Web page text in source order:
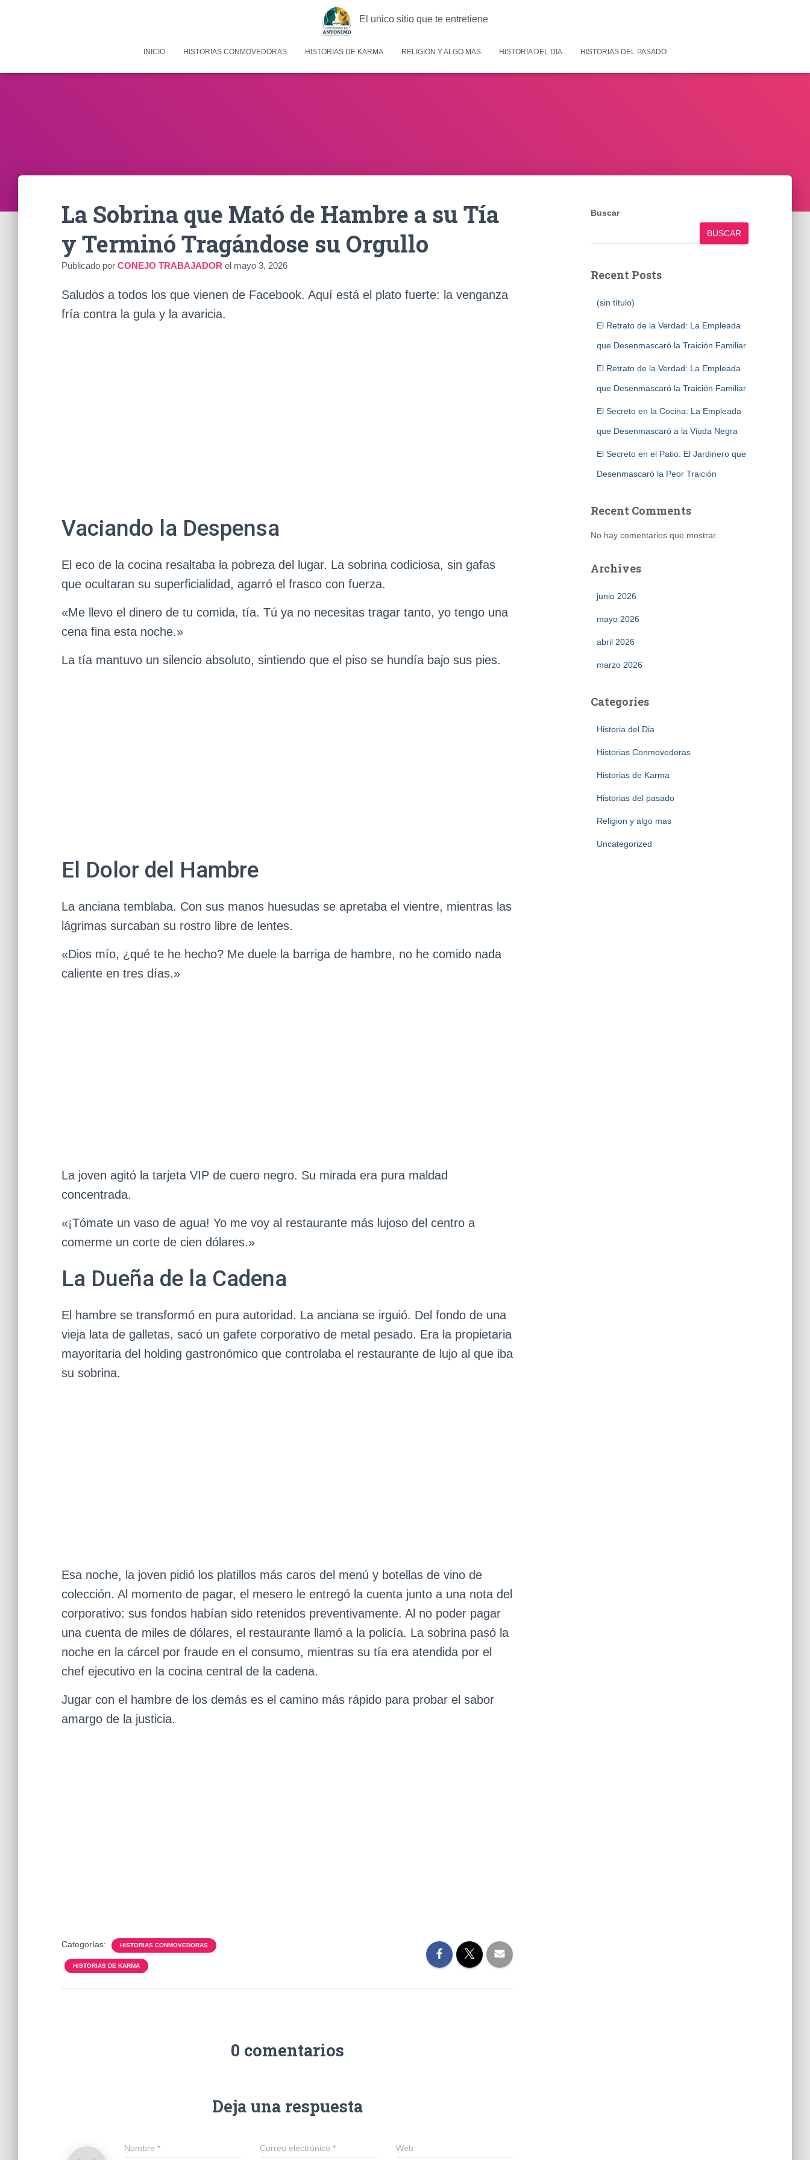
El unico sitio que te entretiene
INICIO HISTORIAS CONMOVEDORAS HISTORIAS DE KARMA RELIGION Y ALGO MAS HISTORIA DEL DIA HISTORIAS DEL PASADO
La Sobrina que Mató de Hambre a su Tía
y Terminó Tragándose su Orgullo
Publicado por CONEJO TRABAJADOR el mayo 3, 2026
Saludos a todos los que vienen de Facebook. Aquí está el plato fuerte: la venganza
fría contra la gula y la avaricia.
Vaciando la Despensa
El eco de la cocina resaltaba la pobreza del lugar. La sobrina codiciosa, sin gafas
que ocultaran su superficialidad, agarró el frasco con fuerza.
«Me llevo el dinero de tu comida, tía. Tú ya no necesitas tragar tanto, yo tengo una
cena fina esta noche.»
La tía mantuvo un silencio absoluto, sintiendo que el piso se hundía bajo sus pies.
El Dolor del Hambre
La anciana temblaba. Con sus manos huesudas se apretaba el vientre, mientras las
lágrimas surcaban su rostro libre de lentes.
«Dios mío, ¿qué te he hecho? Me duele la barriga de hambre, no he comido nada
caliente en tres días.»
La joven agitó la tarjeta VIP de cuero negro. Su mirada era pura maldad
concentrada.
«¡Tómate un vaso de agua! Yo me voy al restaurante más lujoso del centro a
comerme un corte de cien dólares.»
La Dueña de la Cadena
El hambre se transformó en pura autoridad. La anciana se irguió. Del fondo de una
vieja lata de galletas, sacó un gafete corporativo de metal pesado. Era la propietaria
mayoritaria del holding gastronómico que controlaba el restaurante de lujo al que iba
su sobrina.
Esa noche, la joven pidió los platillos más caros del menú y botellas de vino de
colección. Al momento de pagar, el mesero le entregó la cuenta junto a una nota del
corporativo: sus fondos habían sido retenidos preventivamente. Al no poder pagar
una cuenta de miles de dólares, el restaurante llamó a la policía. La sobrina pasó la
noche en la cárcel por fraude en el consumo, mientras su tía era atendida por el
chef ejecutivo en la cocina central de la cadena.
Jugar con el hambre de los demás es el camino más rápido para probar el sabor
amargo de la justicia.
Categorías: HISTORIAS CONMOVEDORAS
HISTORIAS DE KARMA
0 comentarios
Deja una respuesta
Nombre * Correo electrónico* Web
Buscar
BUSCAR
Recent Posts
(sin título)
El Retrato de la Verdad: La Empleada
que Desenmascaró la Traición Familiar
El Retrato de la Verdad: La Empleada
que Desenmascaró la Traición Familiar
El Secreto en la Cocina: La Empleada
que Desenmascaró a la Viuda Negra
El Secreto en el Patio: El Jardinero que
Desenmascaró la Peor Traición
Recent Comments
No hay comentarios que mostrar.
Archives
junio 2026
mayo 2026
abril 2026
marzo 2026
Categories
Historia del Dia
Historias Conmovedoras
Historias de Karma
Historias del pasado
Religion y algo mas
Uncategorized